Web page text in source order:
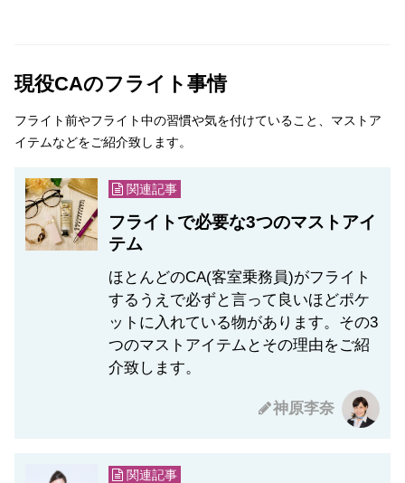
現役CAのフライト事情
フライト前やフライト中の習慣や気を付けていること、マストア
イテムなどをご紹介致します。
関連記事
フライトで必要な3つのマストアイ
テム
ほとんどのCA(客室乗務員)がフライト
するうえで必ずと言って良いほどポケ
ットに入れている物があります。その3
つのマストアイテムとその理由をご紹
介致します。
神原李奈
関連記事